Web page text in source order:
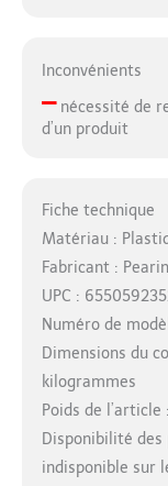
Inconvénients
–nécessité de
d’un produit
Fiche technique
Matériau :
Fabricant :
UPC :
Numéro de
Dimensions du
kilogrammes
Poids de l’article
Disponibilité
indisponible sur